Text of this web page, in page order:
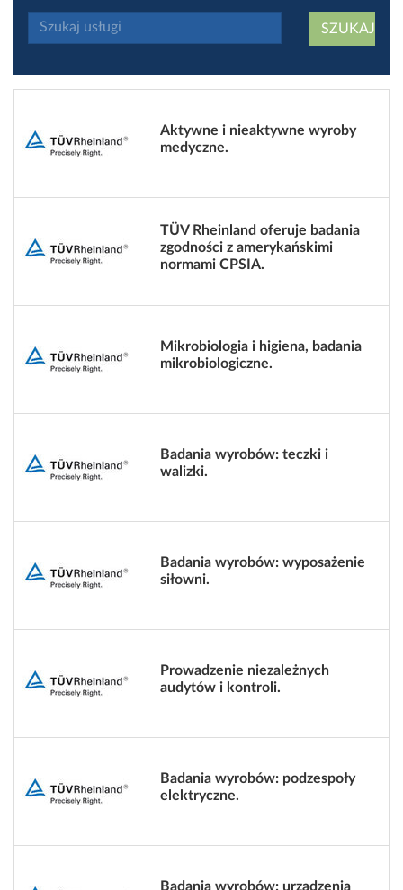
SZUKAJ
Aktywne i nieaktywne wyroby
medyczne.
TÜV Rheinland oferuje badania
zgodności z amerykańskimi
normami CPSIA.
Mikrobiologia i higiena, badania
mikrobiologiczne.
Badania wyrobów: teczki i
walizki.
Badania wyrobów: wyposażenie
siłowni.
Prowadzenie niezależnych
audytów i kontroli.
Badania wyrobów: podzespoły
elektryczne.
Badania wyrobów: urządzenia